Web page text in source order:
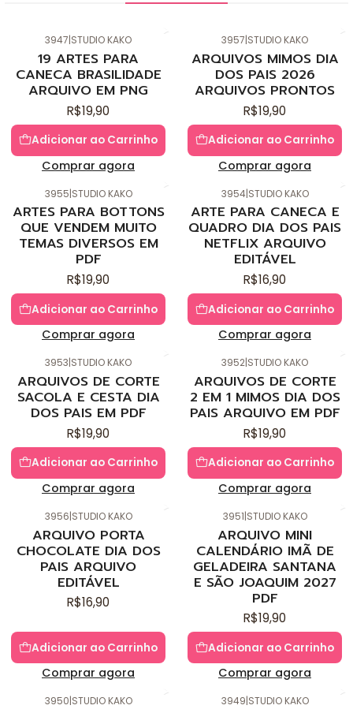
3947|STUDIO KAKO
19 ARTES PARA
CANECA BRASILIDADE
ARQUIVO EM PNG
R$19,90
Adicionar ao Carrinho
Comprar agora
3957|STUDIO KAKO
ARQUIVOS MIMOS DIA
DOS PAIS 2026
ARQUIVOS PRONTOS
R$19,90
Adicionar ao Carrinho
Comprar agora
3955|STUDIO KAKO
ARTES PARA BOTTONS
QUE VENDEM MUITO
TEMAS DIVERSOS EM
PDF
R$19,90
Adicionar ao Carrinho
Comprar agora
3954|STUDIO KAKO
ARTE PARA CANECA E
QUADRO DIA DOS PAIS
NETFLIX ARQUIVO
EDITÁVEL
R$16,90
Adicionar ao Carrinho
Comprar agora
3953|STUDIO KAKO
ARQUIVOS DE CORTE
SACOLA E CESTA DIA
DOS PAIS EM PDF
R$19,90
Adicionar ao Carrinho
Comprar agora
3952|STUDIO KAKO
ARQUIVOS DE CORTE
2 EM 1 MIMOS DIA DOS
PAIS ARQUIVO EM PDF
R$19,90
Adicionar ao Carrinho
Comprar agora
3956|STUDIO KAKO
ARQUIVO PORTA
CHOCOLATE DIA DOS
PAIS ARQUIVO
EDITÁVEL
R$16,90
Adicionar ao Carrinho
Comprar agora
3951|STUDIO KAKO
ARQUIVO MINI
CALENDÁRIO IMÃ DE
GELADEIRA SANTANA
E SÃO JOAQUIM 2027
PDF
R$19,90
Adicionar ao Carrinho
Comprar agora
3950|STUDIO KAKO 3949|STUDIO KAKO